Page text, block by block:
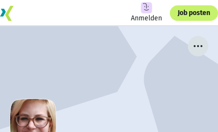
Anmelden
Job posten